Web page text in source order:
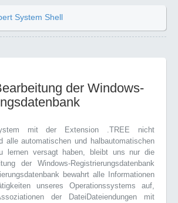
System Shell
der Windows-
mit der Extension .TREE nicht
alle automatischen und halbautomatischen
lernen versagt haben, bleibt uns nur die
der Windows-Registrierungsdatenbank
bewahrt alle Informationen
unseres Operationssystems auf,
der DateiDateiendungen mit